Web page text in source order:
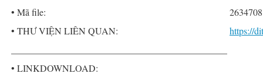
• Mã file:
• THƯ VIỆN LIÊN QUAN:
https://
• LINKDOWNLOAD: